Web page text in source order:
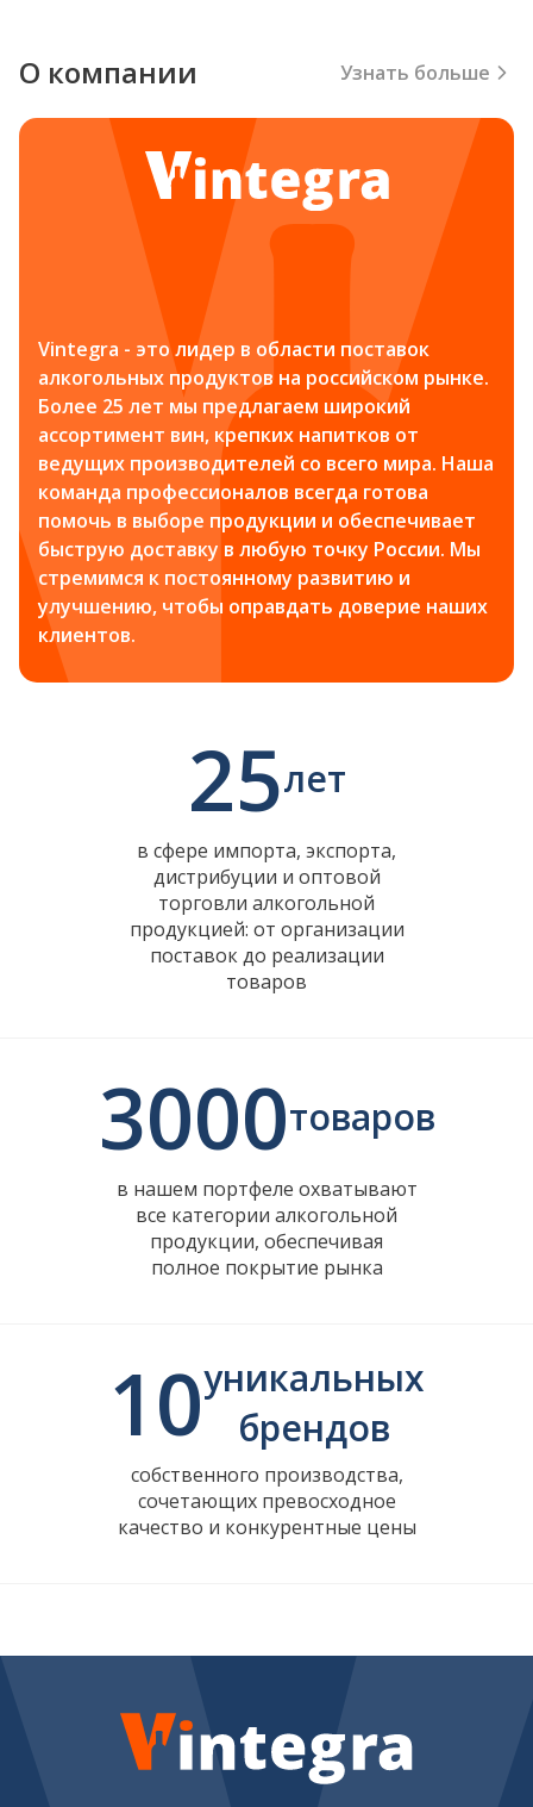
О компании Узнать больше
Vintegra - это лидер в области поставок
алкогольных продуктов на российском рынке.
Более 25 лет мы предлагаем широкий
ассортимент вин, крепких напитков от
ведущих производителей со всего мира. Наша
команда профессионалов всегда готова
помочь в выборе продукции и обеспечивает
быструю доставку в любую точку России. Мы
стремимся к постоянному развитию и
улучшению, чтобы оправдать доверие наших
клиентов.
25лет
в сфере импорта, экспорта,
дистрибуции и оптовой
торговли алкогольной
продукцией: от организации
поставок до реализации
товаров
3000товаров
в нашем портфеле охватывают
все категории алкогольной
продукции, обеспечивая
полное покрытие рынка
10уникальных
брендов
собственного производства,
сочетающих превосходное
качество и конкурентные цены